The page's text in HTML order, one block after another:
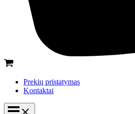
Prekių pristatymas
Kontaktai